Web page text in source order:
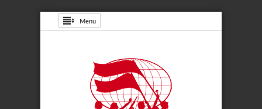
Menu